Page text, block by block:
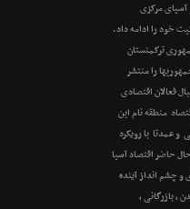
آسیای مرکزی
خود را ادامه داد.
ترکمنستان
را منتشر
فعالان اقتصادی
و عمدتا با رویکرد
حاضر اقتصاد آسیا
و چشم انداز آینده
بازرگانی ،